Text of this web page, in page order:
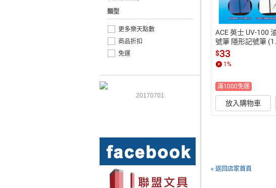
ACE 英士 UV-100
號筆 隱形記號筆
m)【APP滿額下單
數(單一帳號最高
點)】8/31止
$33
1 %
滿1000免運
放入購物車
« 返回店家首頁
類型
更多樂天點數
商品折扣
免運
20170701